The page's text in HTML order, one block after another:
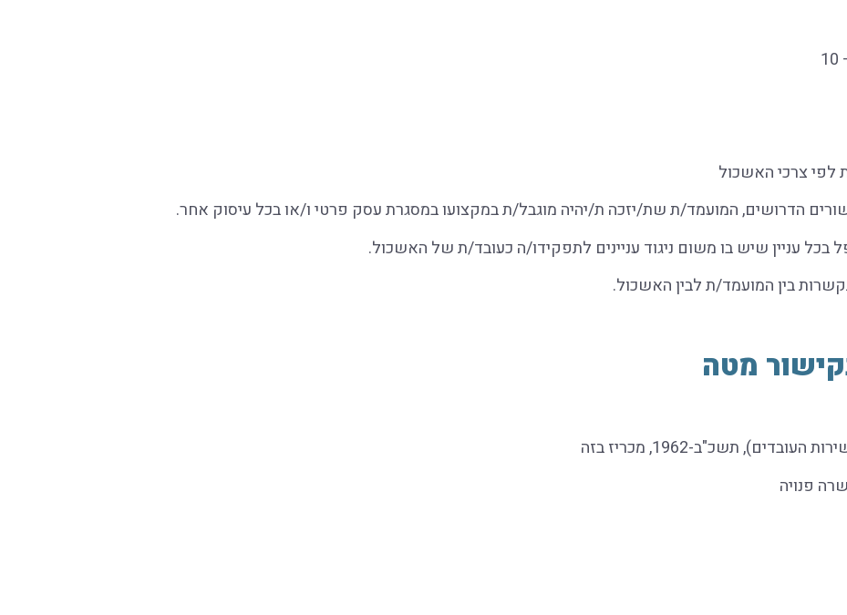
הדרושים, המועמד/ת שת/יזכה ת/יהיה מוגבל/ת במקצועו במסגרת עסק פרטי ו/או בכל עיסוק אחר.
עניין שיש בו משום ניגוד עניינים לתפקידו/ה כעובד/ת של האשכול.
בין המועמד/ת לבין האשכול.
מטה
פנויה